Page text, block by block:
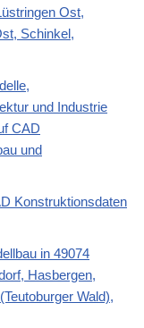
Ost,
Schinkel,
und Industrie
CAD
und
Konstruktionsdaten
in 49074
Hasbergen,
Wald),